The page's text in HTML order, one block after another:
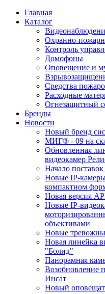
Главная
Каталог
Охранно-
Контроль
Домофоны
Оповещение и
Средства
Расходные
Огнезащитный
Бренды
Новости
Новый бренд
МИГ® - 09 на
Обновленная
видеокамер
Начало
Новые IP-
компактном
Новая версия
Новые IP-
объективами
Новые
Новая линейка
"Болид"
Панорамная
Возобновление
Инсат
Новый